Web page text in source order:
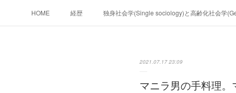
HOME 経歴 独身社会学(Single sociology)と高齢化社会学
フィリピンマンションは買うべきでは無い理由は全てここにある。
未来２１００
2021.07.17 23:09
マニラ男の手料理